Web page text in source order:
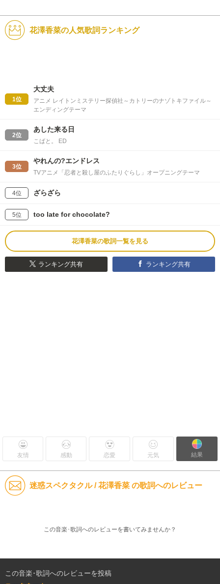
花澤香菜の人気歌詞ランキング
1位
大丈夫
アニメ レイトンミステリー探偵社～カトリーのナゾトキファイル～
エンディングテーマ
2位
あした来る日
こばと。 ED
3位
やれんの?エンドレス
TVアニメ「忍者と殺し屋のふたりぐらし」オープニングテーマ
4位 ざらざら
5位 too late for chocolate?
花澤香菜の歌詞一覧を見る
ランキング共有 ランキング共有
友情 感動 恋愛 元気 結果
迷惑スペクタクル / 花澤香菜 の歌詞へのレビュー
この音楽･歌詞へのレビューを書いてみませんか？
この音楽･歌詞へのレビューを投稿